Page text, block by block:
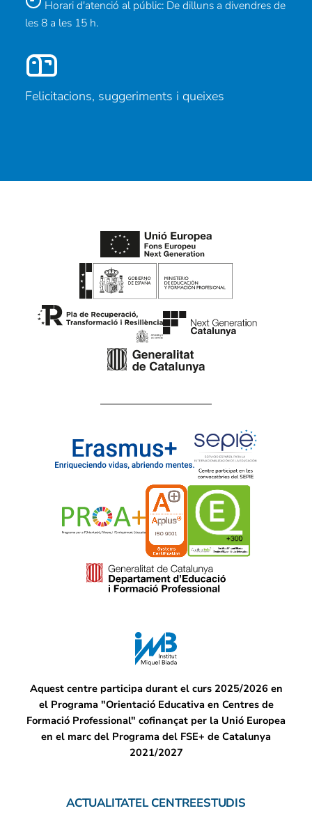
Horari d'atenció al públic: De dilluns a divendres de
les 8 a les 15 h.
Felicitacions, suggeriments i queixes
Aquest centre participa durant el curs 2025/2026 en
el Programa "Orientació Educativa en Centres de
Formació Professional" cofinançat per la Unió Europea
en el marc del Programa del FSE+ de Catalunya
2021/2027
ACTUALITATEL CENTREESTUDIS